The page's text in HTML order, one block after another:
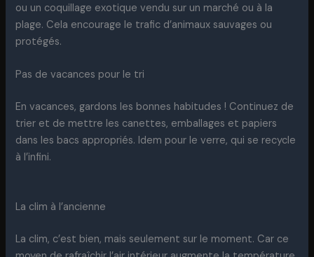
ou un coquillage exotique vendu sur un marché ou à la
plage. Cela encourage le trafic d’animaux sauvages ou
protégés.
Pas de vacances pour le tri
En vacances, gardons les bonnes habitudes ! Continuez de
trier et de mettre les canettes, emballages et papiers
dans les bacs appropriés. Idem pour le verre, qui se recycle
à l’infini.
La clim à l’ancienne
La clim, c’est bien, mais seulement sur le moment. Car ce